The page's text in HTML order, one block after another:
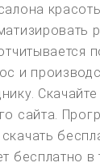
и
сайта.
бесплатно в